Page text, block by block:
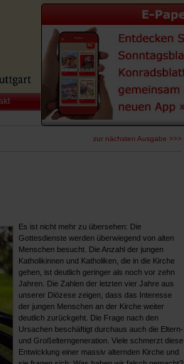
zur nächsten Ausgabe >>>
Es ist nicht mehr zu übersehen: Die
Gottesdienste werden überwiegend von alten
Menschen besucht. Die Anzahl der jungen
Katholikinnen und Katholiken, die in die Kirche
gehen, ist deutlich geringer als noch vor zehn
Jahren. Die Zahlen der letzten vier Jahre aus
unserer Diözese zeigen, dass das Interesse
der jungen Menschen an der Kirche weiter
deutlich zurückgeht. Die Frage nach den
Ursachen beschäftigt durchaus auch die Eltern-
und Großelterngeneration. Viele schmerzt diese
Entwicklung einer massiv alternden Kirche und